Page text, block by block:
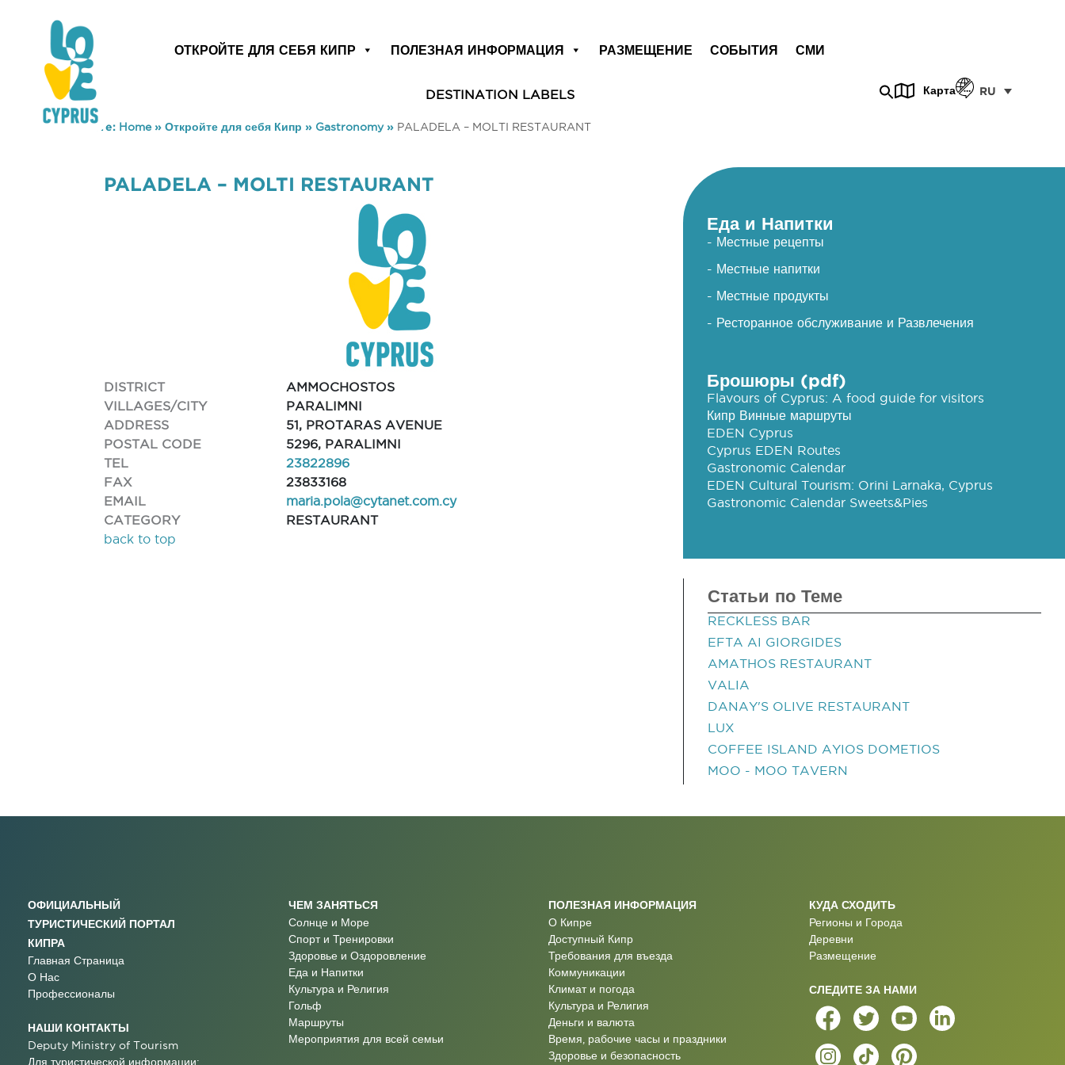
ОТКРОЙТЕ ДЛЯ СЕБЯ КИПР ПОЛЕЗНАЯ ИНФОРМАЦИЯ РАЗМЕЩЕНИЕ СОБЫТИЯ СМИ
DESTINATION LABELS Карта RU
You are here: Home» Откройте для себя Кипр » Gastronomy» PALADELA – MOLTI RESTAURANT
PALADELA – MOLTI RESTAURANT
DISTRICT
AMMOCHOSTOS
VILLAGES/CITY
PARALIMNI
ADDRESS
51, PROTARAS AVENUE
POSTAL CODE
5296, PARALIMNI
TEL
23822896
FAX
23833168
EMAIL
maria.pola@cytanet.com.cy
CATEGORY
RESTAURANT
back to top
Еда и Напитки
- Местные рецепты
- Местные напитки
- Местные продукты
- Ресторанное обслуживание и Развлечения
Брошюры (pdf)
Flavours of Cyprus: A food guide for visitors
Кипр Винные маршруты
EDEN Cyprus
Cyprus EDEN Routes
Gastronomic Calendar
EDEN Cultural Tourism: Orini Larnaka, Cyprus
Gastronomic Calendar Sweets&Pies
Статьи по Теме
RECKLESS BAR
EFTA AI GIORGIDES
AMATHOS RESTAURANT
VALIA
DANAY'S OLIVE RESTAURANT
LUX
COFFEE ISLAND AYIOS DOMETIOS
MOO - MOO TAVERN
ОФИЦИАЛЬНЫЙ
ТУРИСТИЧЕСКИЙ ПОРТАЛ
КИПРА
Главная Страница
О Нас
Профессионалы
НАШИ КОНТАКТЫ
Deputy Ministry of Tourism
Для туристической информации:
ЧЕМ ЗАНЯТЬСЯ
Солнце и Море
Спорт и Тренировки
Здоровье и Оздоровление
Еда и Напитки
Культура и Религия
Гольф
Маршруты
Мероприятия для всей семьи
ПОЛЕЗНАЯ ИНФОРМАЦИЯ
О Кипре
Доступный Кипр
Требования для въезда
Коммуникации
Климат и погода
Культура и Религия
Деньги и валюта
Время, рабочие часы и праздники
Здоровье и безопасность
КУДА СХОДИТЬ
Регионы и Города
Деревни
Размещение
СЛЕДИТЕ ЗА НАМИ